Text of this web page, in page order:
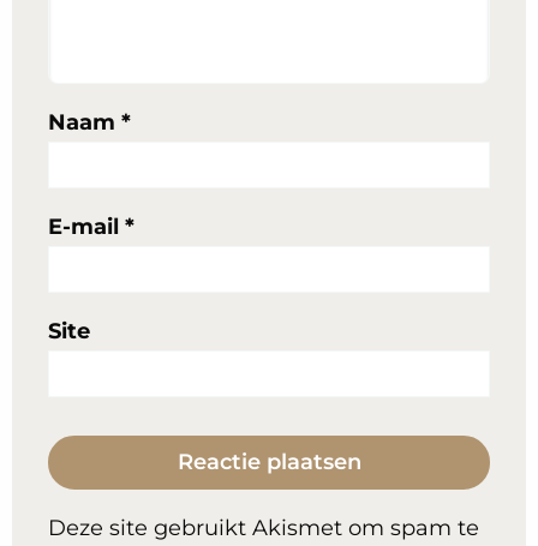
Naam *
E-mail *
Site
Deze site gebruikt Akismet om spam te